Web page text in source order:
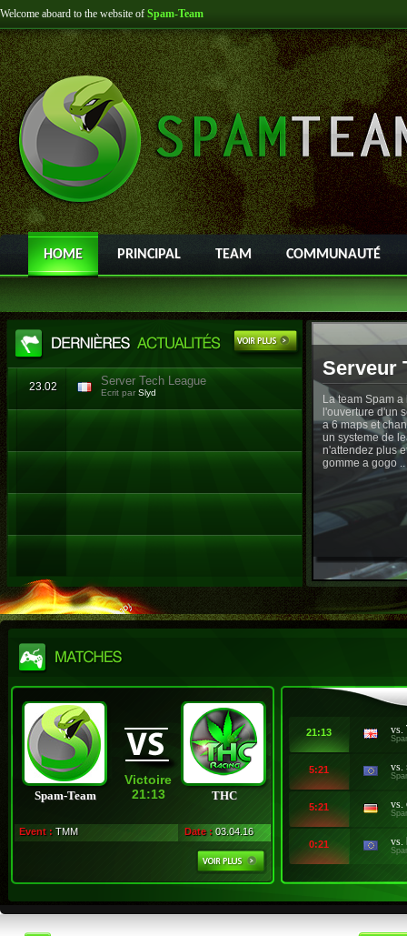
Welcome aboard to the website of Spam-Team
HOME PRINCIPAL TEAM COMMUNAUTÉ
23.02 Server Tech League
Ecrit par Slyd
Serveur
La team Spam
l'ouverture d'un
a 6 maps et
un systeme de
n'attendez plus
gomme a gogo ..
Spam-Team
Victoire
21:13
THC
Event : TMM Date : 03.04.16
21:13 vs.
5:21 vs.
5:21 vs.
0:21 vs.